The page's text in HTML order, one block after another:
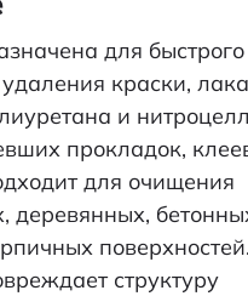
для
краски,
и
прокладок,
для очищения
деревянных,
поверхностей.
структуру